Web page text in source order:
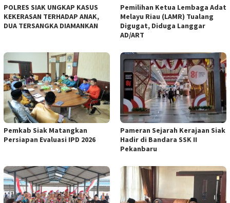
POLRES SIAK UNGKAP KASUS
KEKERASAN TERHADAP ANAK,
DUA TERSANGKA DIAMANKAN
Pemilihan Ketua Lembaga Adat
Melayu Riau (LAMR) Tualang
Digugat, Diduga Langgar
AD/ART
Pemkab Siak Matangkan
Persiapan Evaluasi IPD 2026
Pameran Sejarah Kerajaan Siak
Hadir di Bandara SSK II
Pekanbaru